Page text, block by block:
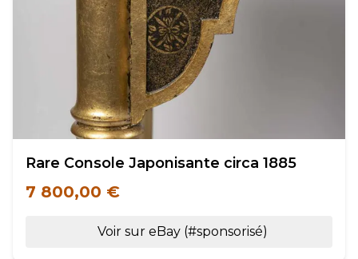
Rare Console Japonisante circa 1885
7 800,00 €
Voir sur eBay (#sponsorisé)